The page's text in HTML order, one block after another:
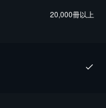
20,000冊以上